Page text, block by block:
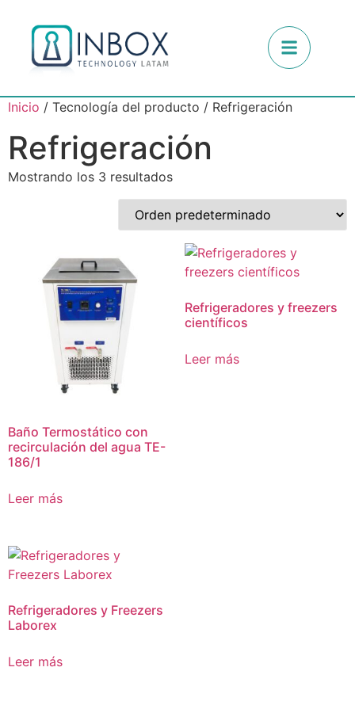
Inicio / Tecnología del producto / Refrigeración
Refrigeración
Mostrando los 3 resultados
Baño Termostático con
recirculación del agua TE-
186/1
Leer más
Refrigeradores y freezers
científicos
Leer más
Refrigeradores y Freezers
Laborex
Leer más